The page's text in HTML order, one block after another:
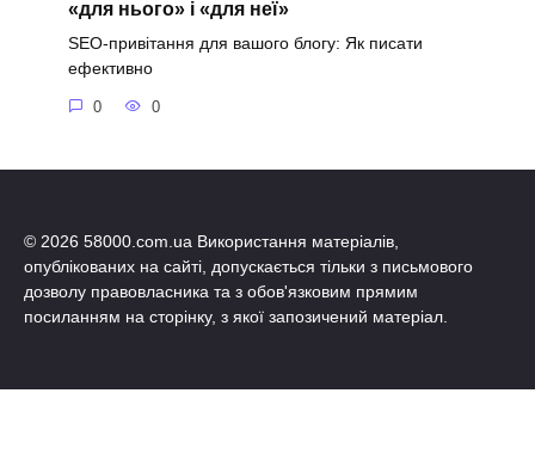
«для нього» і «для неї»
SEO-привітання для вашого блогу: Як писати
ефективно
0 0
© 2026 58000.com.ua Використання матеріалів,
опублікованих на сайті, допускається тільки з письмового
дозволу правовласника та з обов'язковим прямим
посиланням на сторінку, з якої запозичений матеріал.